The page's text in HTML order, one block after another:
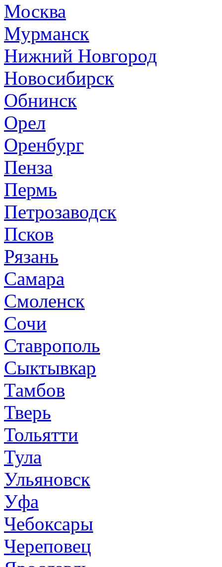
Москва
Мурманск
Нижний Новгород
Новосибирск
Обнинск
Орел
Оренбург
Пенза
Пермь
Петрозаводск
Псков
Рязань
Самара
Смоленск
Сочи
Ставрополь
Сыктывкар
Тамбов
Тверь
Тольятти
Тула
Ульяновск
Уфа
Чебоксары
Череповец